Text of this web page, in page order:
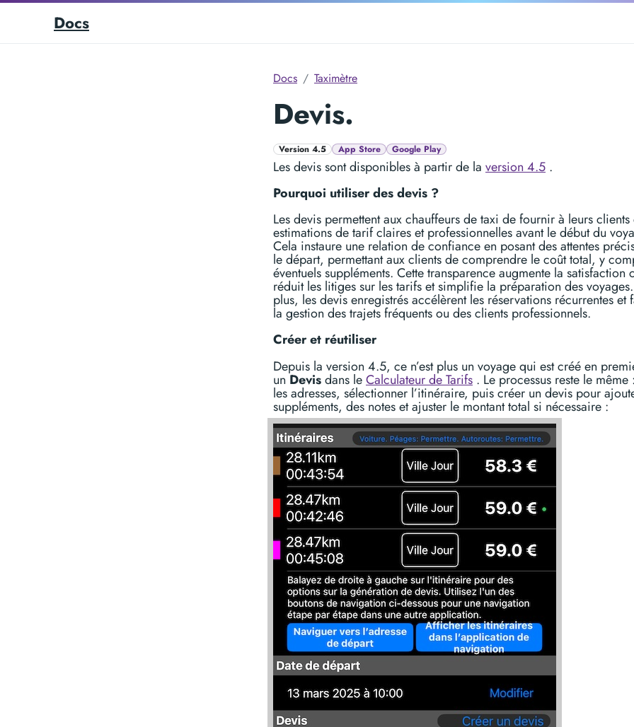
Docs
Docs Taximètre
Devis.
Version 4.5 App Store Google Play
Les devis sont disponibles à partir de la version 4.5 .
Pourquoi utiliser des devis ?
Les devis permettent aux chauffeurs de taxi de fournir à leurs clients
estimations de tarif claires et professionnelles avant le début du
Cela instaure une relation de confiance en posant des attentes
le départ, permettant aux clients de comprendre le coût total, y
éventuels suppléments. Cette transparence augmente la satisfaction
réduit les litiges sur les tarifs et simplifie la préparation des
plus, les devis enregistrés accélèrent les réservations récurrentes et
la gestion des trajets fréquents ou des clients professionnels.
Créer et réutiliser
Depuis la version 4.5, ce n’est plus un voyage qui est créé en
unDevisdans leCalculateur de Tarifs . Le processus reste le
les adresses, sélectionner l’itinéraire, puis créer un devis pour
suppléments, des notes et ajuster le montant total si nécessaire :